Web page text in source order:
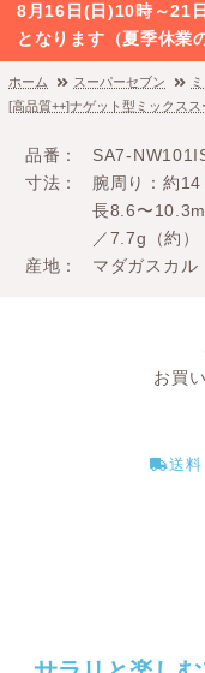
8月16日(日)10時～21
となります（夏季休業
ホーム スーパーセブン
[高品質++]ナゲット型ミックス
品番
SA7-
寸法
腕周り：約14
長8.6〜
／7.7g（約）
産地
マダガスカル
お買
送料